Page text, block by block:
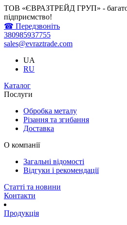
ТОВ «ЄВРАЗТРЕЙД ГРУП» -
підприємство!
☎ Передзвоніть
380985937755
sales@evraztrade.com
UA
RU
Каталог
Послуги
Обробка металу
Різання та згибання
Доставка
О компанії
Загальні відомості
Відгуки і рекомендації
Статті та новини
Контакти
Продукція